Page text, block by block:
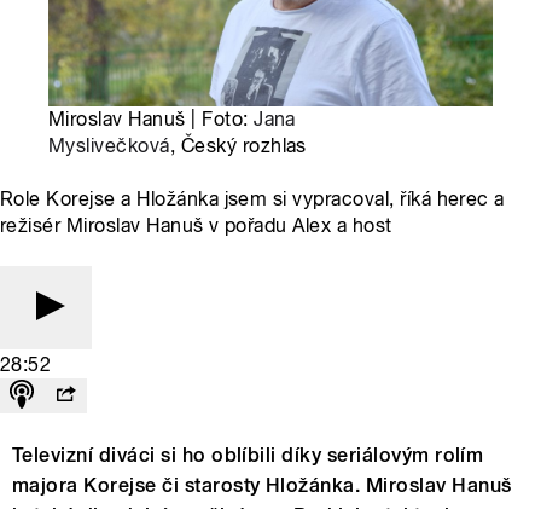
Miroslav Hanuš | Foto:Jana
Myslivečková, Český rozhlas
Role Korejse a Hložánka jsem si vypracoval, říká herec a
režisér Miroslav Hanuš v pořadu Alex a host
28:52
Televizní diváci si ho oblíbili díky seriálovým rolím
majora Korejse či starosty Hložánka. Miroslav Hanuš